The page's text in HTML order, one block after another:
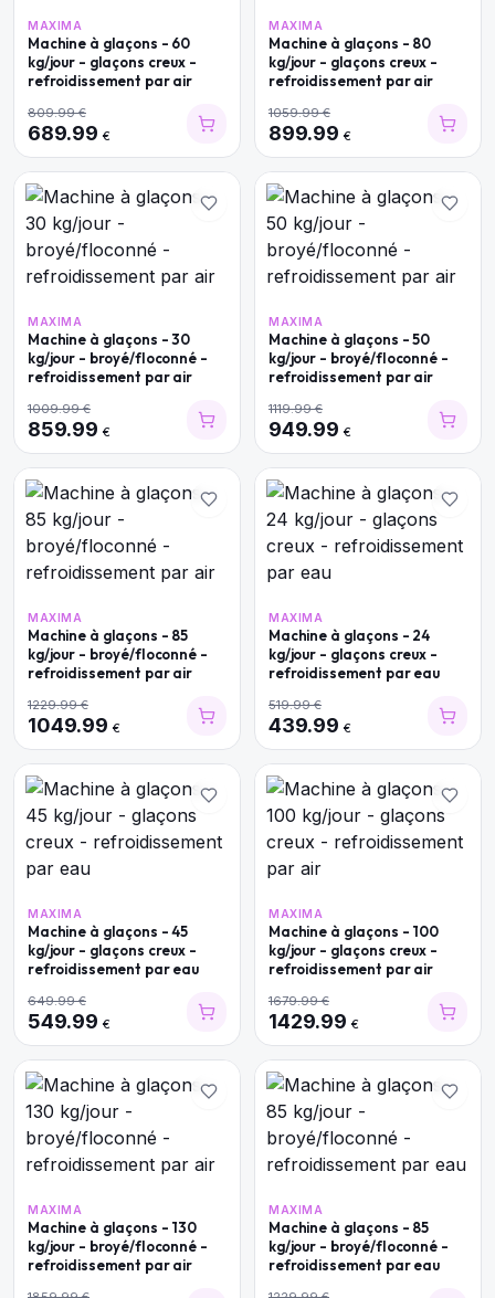
MAXIMA
Machine à glaçons - 60
kg/jour - glaçons creux -
refroidissement par air
809.99€
689.99 €
MAXIMA
Machine à glaçons - 80
kg/jour - glaçons creux -
refroidissement par air
1059.99€
899.99 €
MAXIMA
Machine à glaçons - 30
kg/jour - broyé/floconné -
refroidissement par air
1009.99€
859.99 €
MAXIMA
Machine à glaçons - 50
kg/jour - broyé/floconné -
refroidissement par air
1119.99€
949.99 €
MAXIMA
Machine à glaçons - 85
kg/jour - broyé/floconné -
refroidissement par air
1229.99€
1049.99 €
MAXIMA
Machine à glaçons - 24
kg/jour - glaçons creux -
refroidissement par eau
519.99€
439.99 €
MAXIMA
Machine à glaçons - 45
kg/jour - glaçons creux -
refroidissement par eau
649.99€
549.99 €
MAXIMA
Machine à glaçons - 100
kg/jour - glaçons creux -
refroidissement par air
1679.99€
1429.99 €
MAXIMA
Machine à glaçons - 130
kg/jour - broyé/floconné -
refroidissement par air
MAXIMA
Machine à glaçons - 85
kg/jour - broyé/floconné -
refroidissement par eau